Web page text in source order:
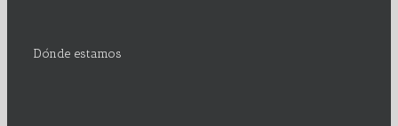
Dónde estamos